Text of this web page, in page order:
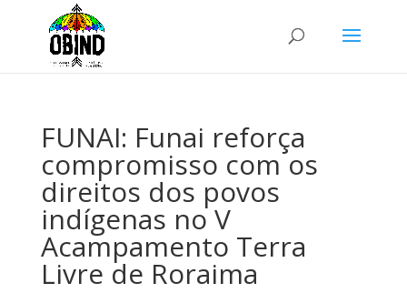
FUNAI: Funai reforça
compromisso com os
direitos dos povos
indígenas no V
Acampamento Terra
Livre de Roraima